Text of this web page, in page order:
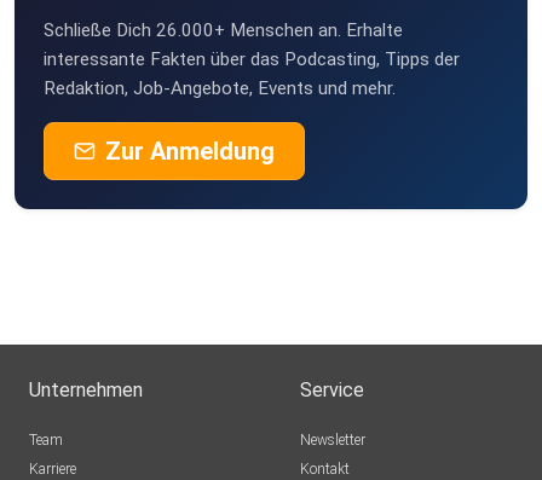
Schließe Dich 26.000+ Menschen an. Erhalte
interessante Fakten über das Podcasting, Tipps der
Redaktion, Job-Angebote, Events und mehr.
Zur Anmeldung
Unternehmen
Team
Karriere
Service
Newsletter
Kontakt